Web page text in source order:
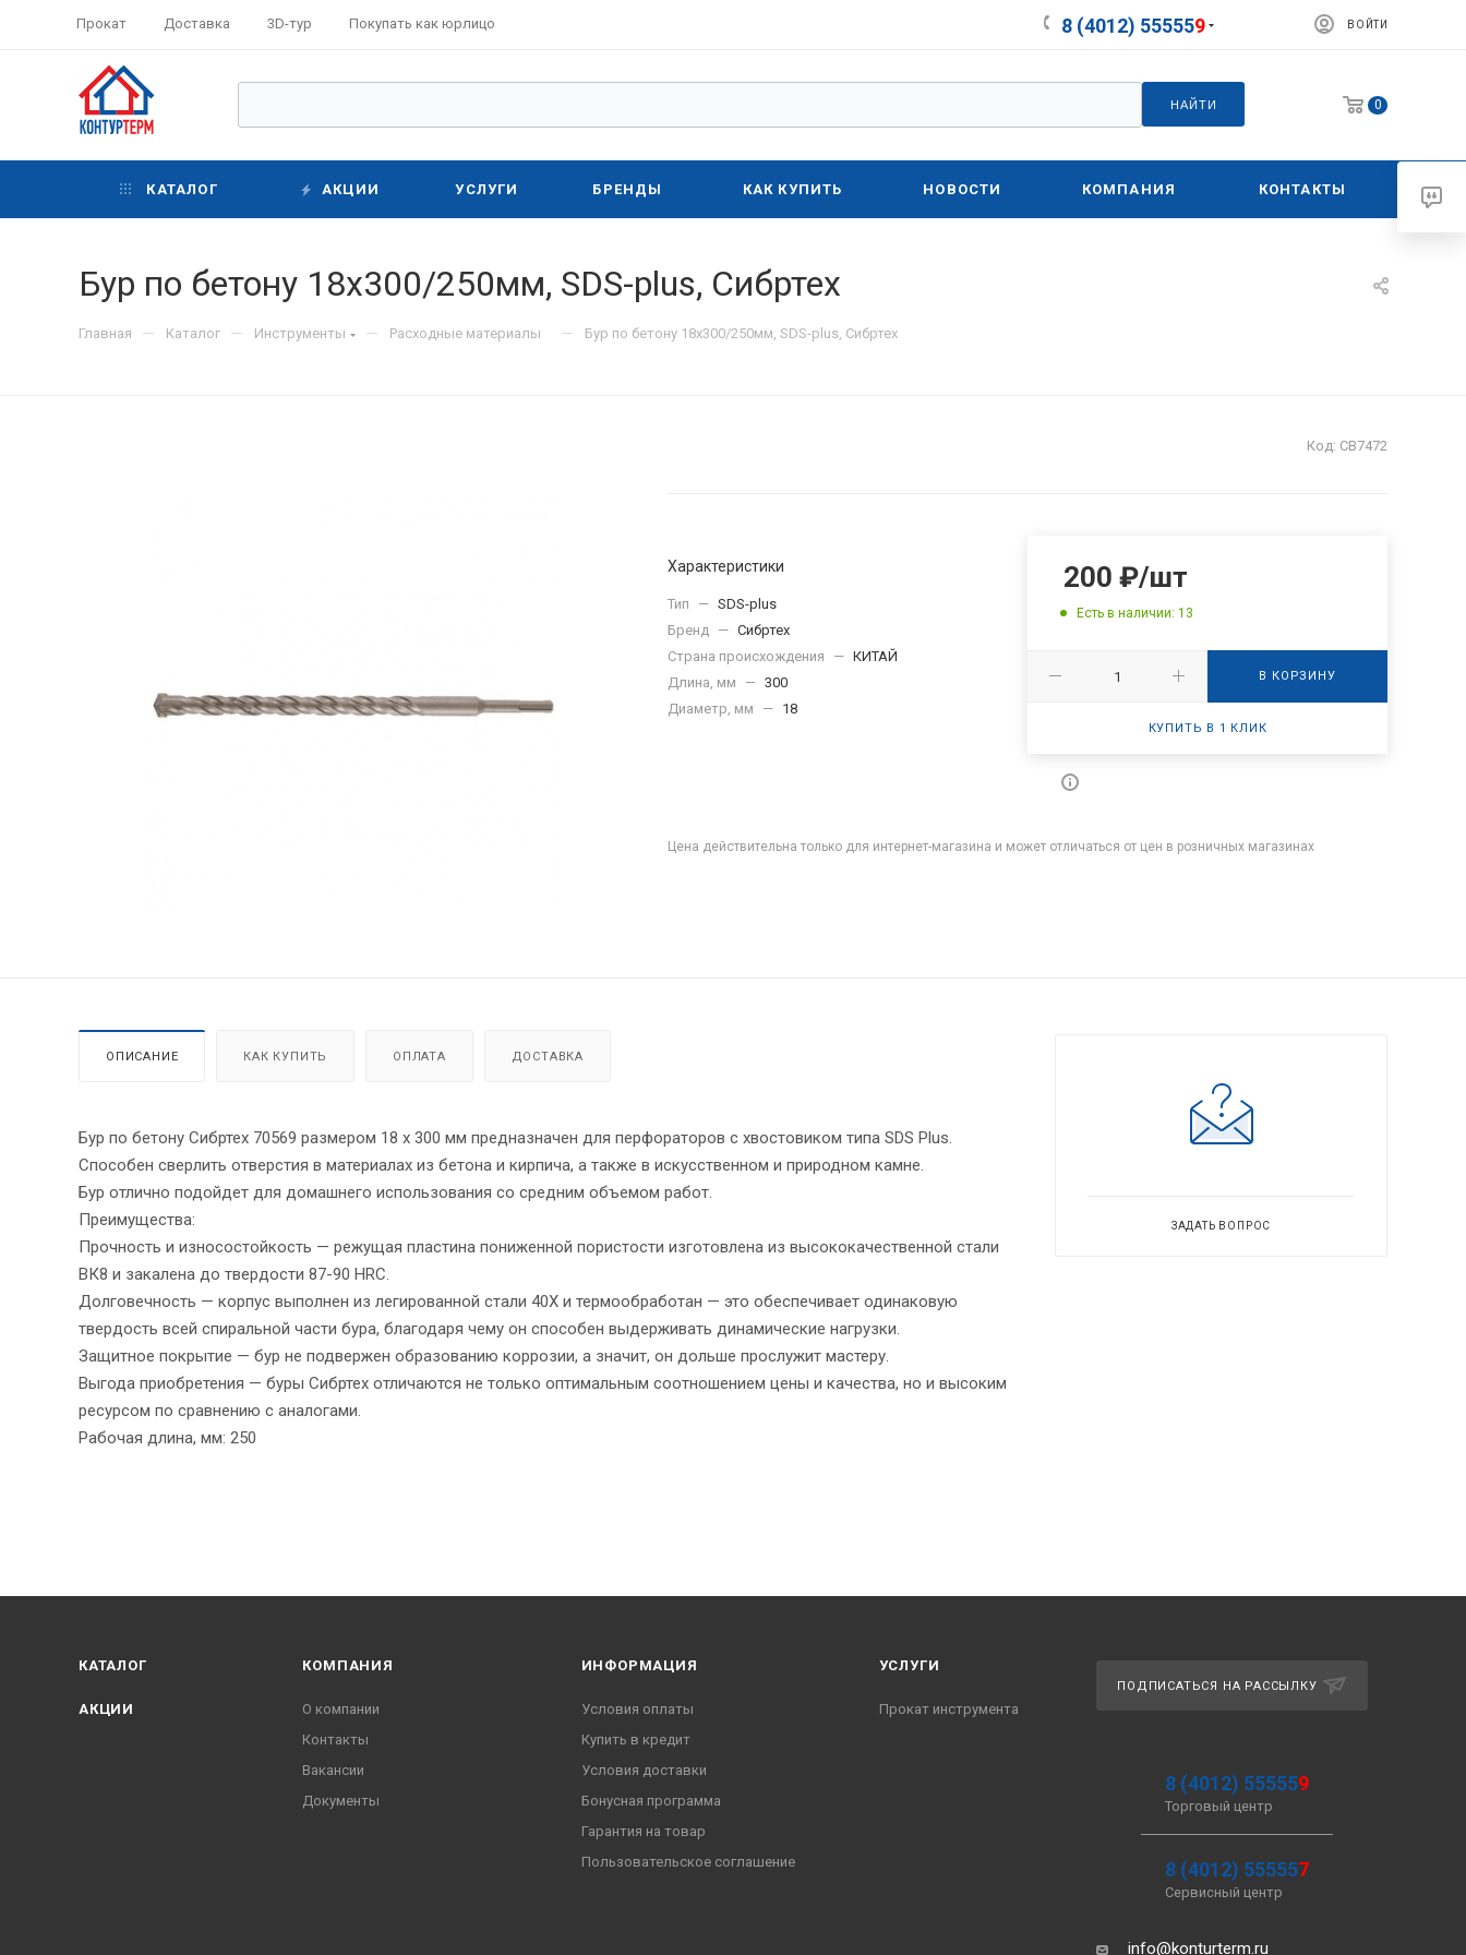
Прокат Доставка 3D-тур Покупать как юрлицо 8 (4012) 555559 ВОЙТИ
НАЙТИ 0
КАТАЛОГ АКЦИИ УСЛУГИ БРЕНДЫ КАК КУПИТЬ НОВОСТИ КОМПАНИЯ КОНТАКТЫ
Бур по бетону 18x300/250мм, SDS-plus, Сибртех
Главная — Каталог — Инструменты — Расходные материалы — Бур по бетону 18x300/250мм, SDS-plus, Сибртех
Код: СВ7472
Характеристики
Тип — SDS-plus
Бренд — Сибртех
Страна происхождения
— КИТАЙ
Длина, мм
— 300
Диаметр, мм
— 18
200 ₽/шт
Есть в наличии: 13
В КОРЗИНУ
КУПИТЬ В 1 КЛИК
Цена действительна только для интернет-магазина и может отличаться от цен в розничных магазинах
ОПИСАНИЕ КАК КУПИТЬ ОПЛАТА ДОСТАВКА
Бур по бетону Сибртех 70569 размером 18 х 300 мм предназначен для перфораторов с хвостовиком типа SDS Plus.
Способен сверлить отверстия в материалах из бетона и кирпича, а также в искусственном и природном камне.
Бур отлично подойдет для домашнего использования со средним объемом работ.
Преимущества:
Прочность и износостойкость — режущая пластина пониженной пористости изготовлена из высококачественной стали
ВК8 и закалена до твердости 87-90 HRC.
Долговечность — корпус выполнен из легированной стали 40Х и термообработан — это обеспечивает одинаковую
твердость всей спиральной части бура, благодаря чему он способен выдерживать динамические нагрузки.
Защитное покрытие — бур не подвержен образованию коррозии, а значит, он дольше прослужит мастеру.
Выгода приобретения — буры Сибртех отличаются не только оптимальным соотношением цены и качества, но и высоким
ресурсом по сравнению с аналогами.
Рабочая длина, мм: 250
ЗАДАТЬ ВОПРОС
КАТАЛОГ
АКЦИИ
КОМПАНИЯ
О компании
Контакты
Вакансии
Документы
ИНФОРМАЦИЯ
Условия оплаты
Купить в кредит
Условия доставки
Бонусная программа
Гарантия на товар
Пользовательское соглашение
УСЛУГИ
Прокат инструмента
ПОДПИСАТЬСЯ НА РАССЫЛКУ
8 (4012) 555559
Торговый центр
8 (4012) 555557
Сервисный центр
info@konturterm.ru